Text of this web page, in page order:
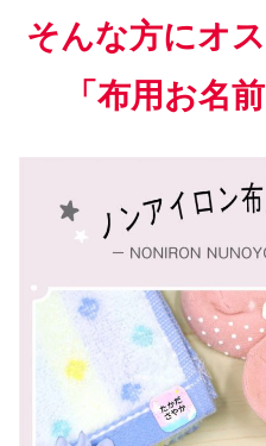
そんな方にオ
「布用お名